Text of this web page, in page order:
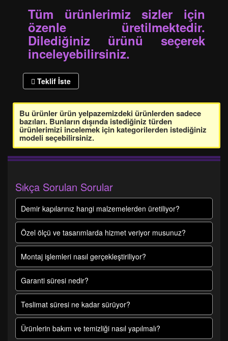
Tüm ürünlerimiz sizler için
özenle üretilmektedir.
Dilediğiniz ürünü seçerek
inceleyebilirsiniz.
Teklif İste
Bu ürünler ürün yelpazemizdeki ürünlerden sadece
bazıları. Bunların dışında istediğiniz türden
ürünlerimizi incelemek için kategorilerden istediğiniz
modeli seçebilirsiniz.
Sıkça Sorulan Sorular
Demir kapılarınız hangi malzemelerden üretiliyor?
Özel ölçü ve tasarımlarda hizmet veriyor musunuz?
Montaj işlemleri nasıl gerçekleştiriliyor?
Garanti süresi nedir?
Teslimat süresi ne kadar sürüyor?
Ürünlerin bakım ve temizliği nasıl yapılmalı?